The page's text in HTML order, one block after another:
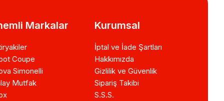
Markalar
Coupe
Simonelli
Mutfak
Kurumsal
İptal ve İade Şartları
Hakkımızda
Gizlilik ve Güvenlik
Sipariş Takibi
S.S.S.